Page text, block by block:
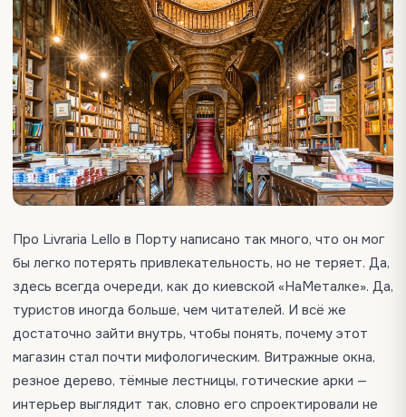
Про Livraria Lello в Порту написано так много, что он мог
бы легко потерять привлекательность, но не теряет. Да,
здесь всегда очереди, как до киевской «НаМеталке». Да,
туристов иногда больше, чем читателей. И всё же
достаточно зайти внутрь, чтобы понять, почему этот
магазин стал почти мифологическим. Витражные окна,
резное дерево, тёмные лестницы, готические арки —
интерьер выглядит так, словно его спроектировали не